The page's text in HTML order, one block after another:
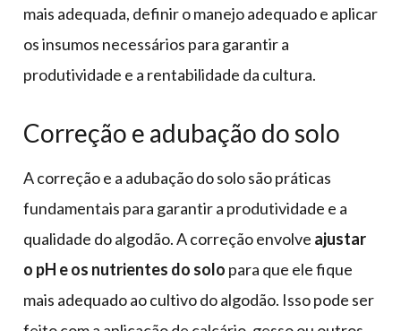
mais adequada, definir o manejo adequado e aplicar
os insumos necessários para garantir a
produtividade e a rentabilidade da cultura.
Correção e adubação do solo
A correção e a adubação do solo são práticas
fundamentais para garantir a produtividade e a
qualidade do algodão. A correção envolve ajustar
o pH e os nutrientes do solo para que ele fique
mais adequado ao cultivo do algodão. Isso pode ser